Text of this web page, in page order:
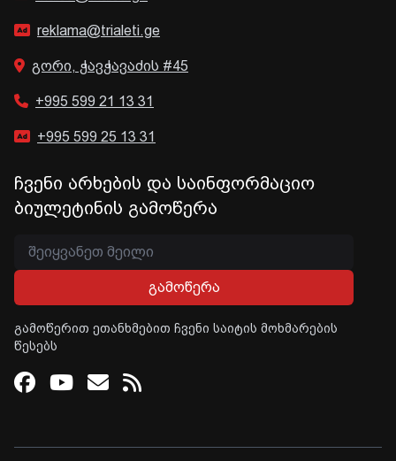
reklama@trialeti.ge
გორი, ჭავჭავაძის #45
+995 599 21 13 31
+995 599 25 13 31
ჩვენი არხების და საინფორმაციო
ბიულეტინის გამოწერა
გამოწერა
გამოწერით ეთანხმებით ჩვენი საიტის მოხმარების
წესებს
Facebook
Youtube
Email
RSS